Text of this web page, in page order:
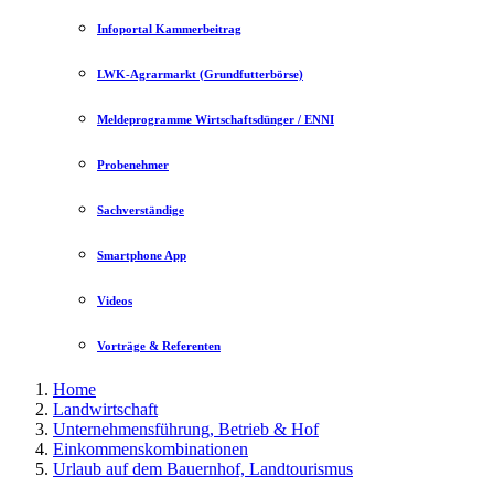
Infoportal Kammerbeitrag
LWK-Agrarmarkt (Grundfutterbörse)
Meldeprogramme Wirtschaftsdünger / ENNI
Probenehmer
Sachverständige
Smartphone App
Videos
Vorträge & Referenten
Home
Landwirtschaft
Unternehmensführung, Betrieb & Hof
Einkommenskombinationen
Urlaub auf dem Bauernhof, Landtourismus